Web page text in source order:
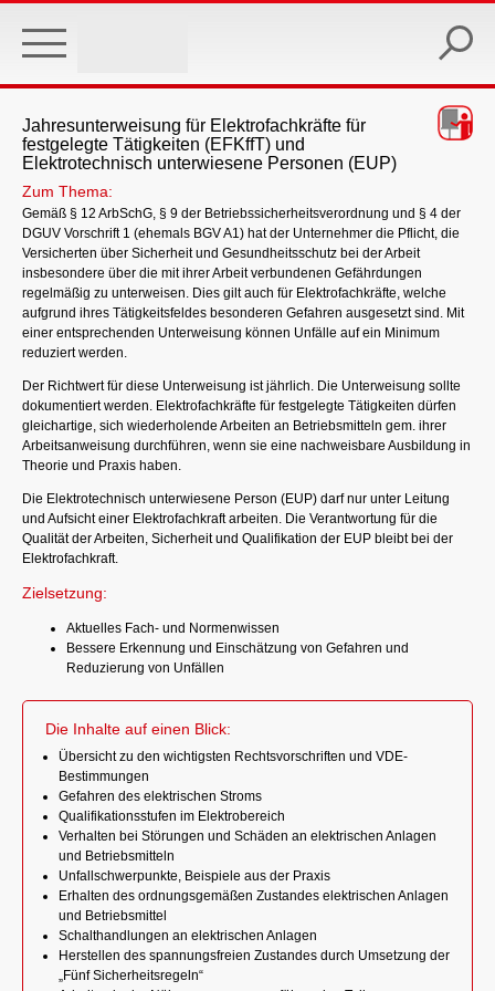
main
Jahresunterweisung für Elektrofachkräfte für
festgelegte Tätigkeiten (EFKffT) und
Elektrotechnisch unterwiesene Personen (EUP)
Zum Thema:
Gemäß § 12 ArbSchG, § 9 der Betriebssicherheitsverordnung und § 4 der
DGUV Vorschrift 1 (ehemals BGV A1) hat der Unternehmer die Pflicht, die
Versicherten über Sicherheit und Gesundheitsschutz bei der Arbeit
insbesondere über die mit ihrer Arbeit verbundenen Gefährdungen
regelmäßig zu unterweisen. Dies gilt auch für Elektrofachkräfte, welche
aufgrund ihres Tätigkeitsfeldes besonderen Gefahren ausgesetzt sind. Mit
einer entsprechenden Unterweisung können Unfälle auf ein Minimum
reduziert werden.
Der Richtwert für diese Unterweisung ist jährlich. Die Unterweisung sollte
dokumentiert werden. Elektrofachkräfte für festgelegte Tätigkeiten dürfen
gleichartige, sich wiederholende Arbeiten an Betriebsmitteln gem. ihrer
Arbeitsanweisung durchführen, wenn sie eine nachweisbare Ausbildung in
Theorie und Praxis haben.
Die Elektrotechnisch unterwiesene Person (EUP) darf nur unter Leitung
und Aufsicht einer Elektrofachkraft arbeiten. Die Verantwortung für die
Qualität der Arbeiten, Sicherheit und Qualifikation der EUP bleibt bei der
Elektrofachkraft.
Zielsetzung:
Aktuelles Fach- und Normenwissen
Bessere Erkennung und Einschätzung von Gefahren und
Reduzierung von Unfällen
Die Inhalte auf einen Blick:
Übersicht zu den wichtigsten Rechtsvorschriften und VDE-
Bestimmungen
Gefahren des elektrischen Stroms
Qualifikationsstufen im Elektrobereich
Verhalten bei Störungen und Schäden an elektrischen Anlagen
und Betriebsmitteln
Unfallschwerpunkte, Beispiele aus der Praxis
Erhalten des ordnungsgemäßen Zustandes elektrischen Anlagen
und Betriebsmittel
Schalthandlungen an elektrischen Anlagen
Herstellen des spannungsfreien Zustandes durch Umsetzung der
„Fünf Sicherheitsregeln“